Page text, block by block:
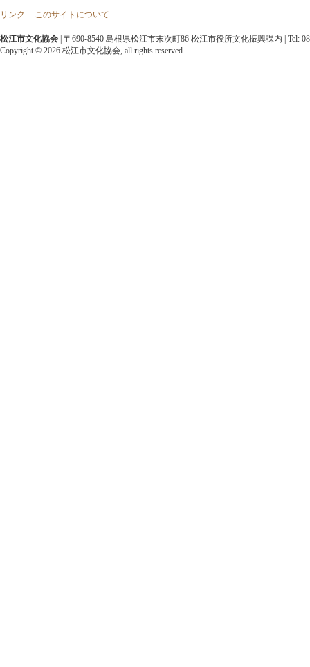
リンク このサイトについて
松江市文化協会 | 〒690-8540 島根県松江市末次町86 松江市役所文化振興課内 | Tel:
Copyright © 2026 松江市文化協会, all rights reserved.